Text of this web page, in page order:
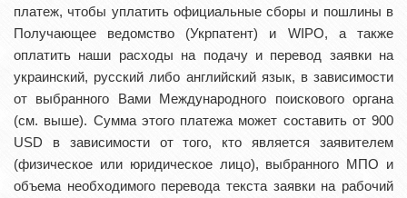
платеж, чтобы уплатить официальные сборы и пошлины в
Получающее ведомство (Укрпатент) и WIPO, а также
оплатить наши расходы на подачу и перевод заявки на
украинский, русский либо английский язык, в зависимости
от выбранного Вами Международного поискового органа
(см. выше). Сумма этого платежа может составить от 900
USD в зависимости от того, кто является заявителем
(физическое или юридическое лицо), выбранного МПО и
объема необходимого перевода текста заявки на рабочий